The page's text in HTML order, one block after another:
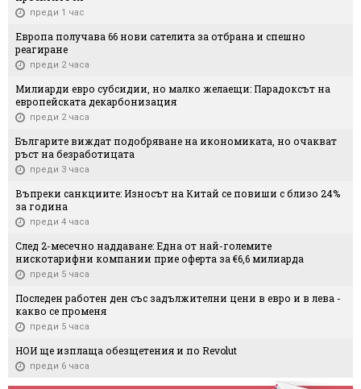
преди 1 час
Европа получава 66 нови сателита за отбрана и спешно
реагиране
преди 2 часа
Милиарди евро субсидии, но малко желаещи: Парадоксът на
европейската декарбонизация
преди 2 часа
Българите виждат подобряване на икономиката, но очакват
ръст на безработицата
преди 3 часа
Въпреки санкциите: Износът на Китай се повиши с близо 24%
за година
преди 4 часа
След 2-месечно наддаване: Една от най-големите
нискотарифни компании прие оферта за €6,6 милиарда
преди 5 часа
Последен работен ден със задължителни цени в евро и в лева -
какво се променя
преди 5 часа
НОИ ще изплаща обезщетения и по Revolut
преди 6 часа